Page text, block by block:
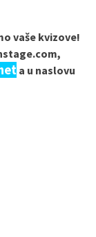
vaše kvizove!
a u naslovu